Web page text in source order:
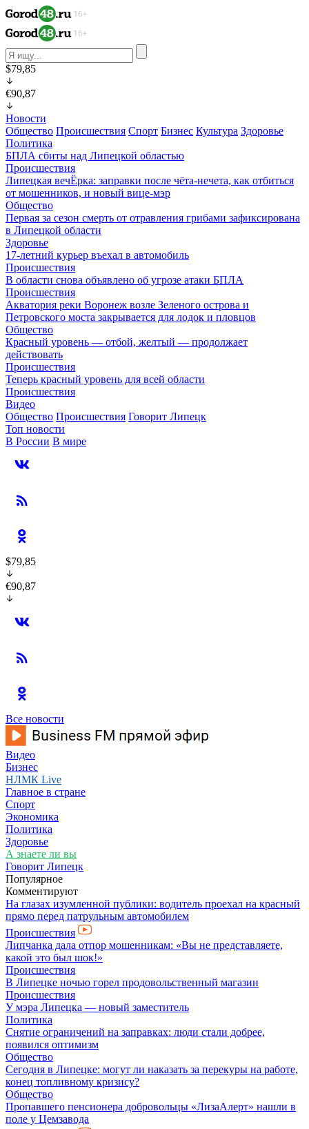
$79,85
€90,87
Новости
Общество Происшествия Спорт Бизнес Культура Здоровье
Политика
БПЛА сбиты над Липецкой областью
Происшествия
Липецкая вечЁрка: заправки после чёта-нечета, как отбиться
от мошенников, и новый вице-мэр
Общество
Первая за сезон смерть от отравления грибами зафиксирована
в Липецкой области
Здоровье
17-летний курьер въехал в автомобиль
Происшествия
В области снова объявлено об угрозе атаки БПЛА
Происшествия
Акватория реки Воронеж возле Зеленого острова и
Петровского моста закрывается для лодок и пловцов
Общество
Красный уровень — отбой, желтый — продолжает
действовать
Происшествия
Теперь красный уровень для всей области
Происшествия
Видео
Общество Происшествия Говорит Липецк
Топ новости
В России В мире
$79,85
€90,87
Все новости
Видео
Бизнес
НЛМК Live
Главное в стране
Спорт
Экономика
Политика
Здоровье
А знаете ли вы
Говорит Липецк
Популярное
Комментируют
На глазах изумленной публики: водитель проехал на красный
прямо перед патрульным автомобилем
Происшествия
Липчанка дала отпор мошенникам: «Вы не представляете,
какой это был шок!»
Происшествия
В Липецке ночью горел продовольственный магазин
Происшествия
У мэра Липецка — новый заместитель
Политика
Снятие ограничений на заправках: люди стали добрее,
появился оптимизм
Общество
Сегодня в Липецке: могут ли наказать за перекуры на работе,
конец топливному кризису?
Общество
Пропавшего пенсионера добровольцы «ЛизаАлерт» нашли в
поле у Цемзавода